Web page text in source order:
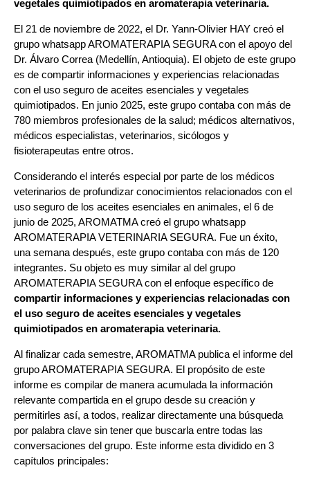
vegetales quimiotipados en aromaterapia veterinaria.
El 21 de noviembre de 2022, el Dr. Yann-Olivier HAY creó el
grupo whatsapp AROMATERAPIA SEGURA con el apoyo del
Dr. Álvaro Correa (Medellín, Antioquia). El objeto de este grupo
es de compartir informaciones y experiencias relacionadas
con el uso seguro de aceites esenciales y vegetales
quimiotipados. En junio 2025, este grupo contaba con más de
780 miembros profesionales de la salud; médicos alternativos,
médicos especialistas, veterinarios, sicólogos y
fisioterapeutas entre otros.
Considerando el interés especial por parte de los médicos
veterinarios de profundizar conocimientos relacionados con el
uso seguro de los aceites esenciales en animales, el 6 de
junio de 2025, AROMATMA creó el grupo whatsapp
AROMATERAPIA VETERINARIA SEGURA. Fue un éxito,
una semana después, este grupo contaba con más de 120
integrantes. Su objeto es muy similar al del grupo
AROMATERAPIA SEGURA con el enfoque específico de
compartir informaciones y experiencias relacionadas con
el uso seguro de aceites esenciales y vegetales
quimiotipados en aromaterapia veterinaria.
Al finalizar cada semestre, AROMATMA publica el informe del
grupo AROMATERAPIA SEGURA. El propósito de este
informe es compilar de manera acumulada la información
relevante compartida en el grupo desde su creación y
permitirles así, a todos, realizar directamente una búsqueda
por palabra clave sin tener que buscarla entre todas las
conversaciones del grupo. Este informe esta dividido en 3
capítulos principales: